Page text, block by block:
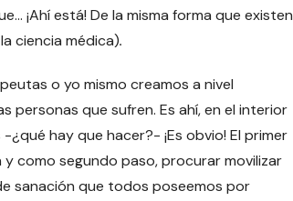
¡Ahí está! De la misma forma que existen
ciencia médica).
o yo mismo creamos a nivel
personas que sufren. Es ahí, en el interior
hay que hacer?- ¡Es obvio! El primer
como segundo paso, procurar movilizar
sanación que todos poseemos por